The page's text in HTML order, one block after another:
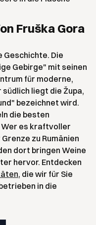
Fruška Gora
Geschichte. Die
Gebirge" mit seinen
für moderne,
liegt die Župa,
bezeichnet wird.
die besten
Wer es kraftvoller
zu Rumänien
dort bringen Weine
hervor. Entdecken
, die wir für Sie
in die